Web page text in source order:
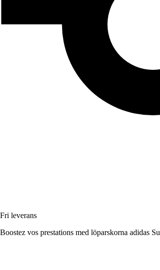
Fri leverans
Boostez vos prestations med löparskorna adidas